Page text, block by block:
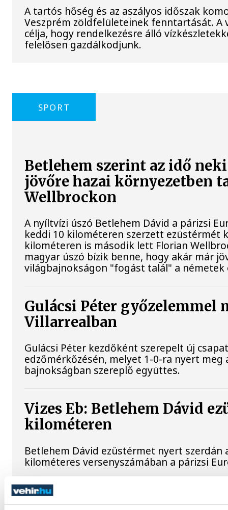
A tartós hőség és az aszályos időszak
Veszprém zöldfelületeinek fenntartását. A
célja, hogy rendelkezésre álló
felelősen gazdálkodjunk.
SPORT
Betlehem szerint az idő
jövőre hazai környezetben
Wellbrockon
A nyíltvízi úszó Betlehem Dávid a párizsi
keddi 10 kilométeren szerzett ezüstérmét
kilométeren is második lett Florian
magyar úszó bízik benne, hogy akár már
világbajnokságon "fogást talál" a
Gulácsi Péter győzelemmel
Villarrealban
Gulácsi Péter kezdőként szerepelt új
edzőmérkőzésén, melyet 1-0-ra nyert
bajnokságban szereplő együttes.
Vizes Eb: Betlehem Dávid
kilométeren
Betlehem Dávid ezüstérmet nyert szerdán
kilométeres versenyszámában a párizsi
Férfi kézilabda ifjúsági Eb: